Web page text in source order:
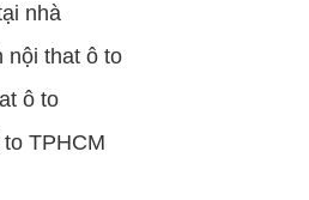
nhà
nội that ô to
ô to
TPHCM